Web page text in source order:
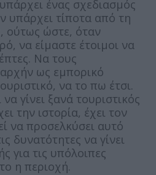
ένας σχεδιασμός
υπάρχει τίποτα από τη
ούτως ώστε, όταν
να είμαστε έτοιμοι να
Να τους
ως εμπορικό
να το πω έτσι.
γίνει ξανά τουριστικός
την ιστορία, έχει τον
να προσελκύσει αυτό
δυνατότητες να γίνει
για τις υπόλοιπες
η περιοχή.